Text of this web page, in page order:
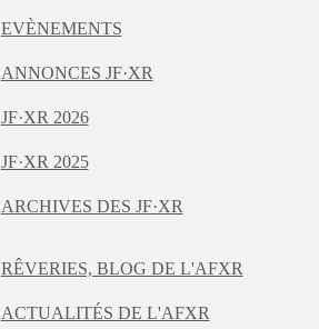
EVÈNEMENTS
ANNONCES JF·XR
JF·XR 2026
JF·XR 2025
ARCHIVES DES JF·XR
RÊVERIES, BLOG DE L'AFXR
ACTUALITÉS DE L'AFXR